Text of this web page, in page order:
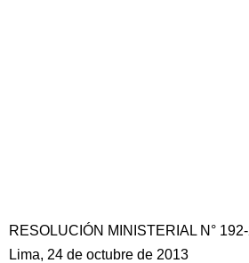
RESOLUCIÓN MINISTERIAL N°
Lima, 24 de octubre de 2013